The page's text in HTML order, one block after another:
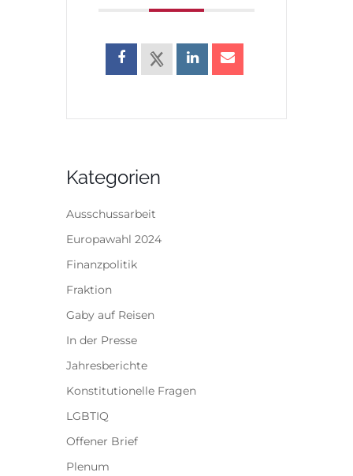
Kategorien
Ausschussarbeit
Europawahl 2024
Finanzpolitik
Fraktion
Gaby auf Reisen
In der Presse
Jahresberichte
Konstitutionelle Fragen
LGBTIQ
Offener Brief
Plenum